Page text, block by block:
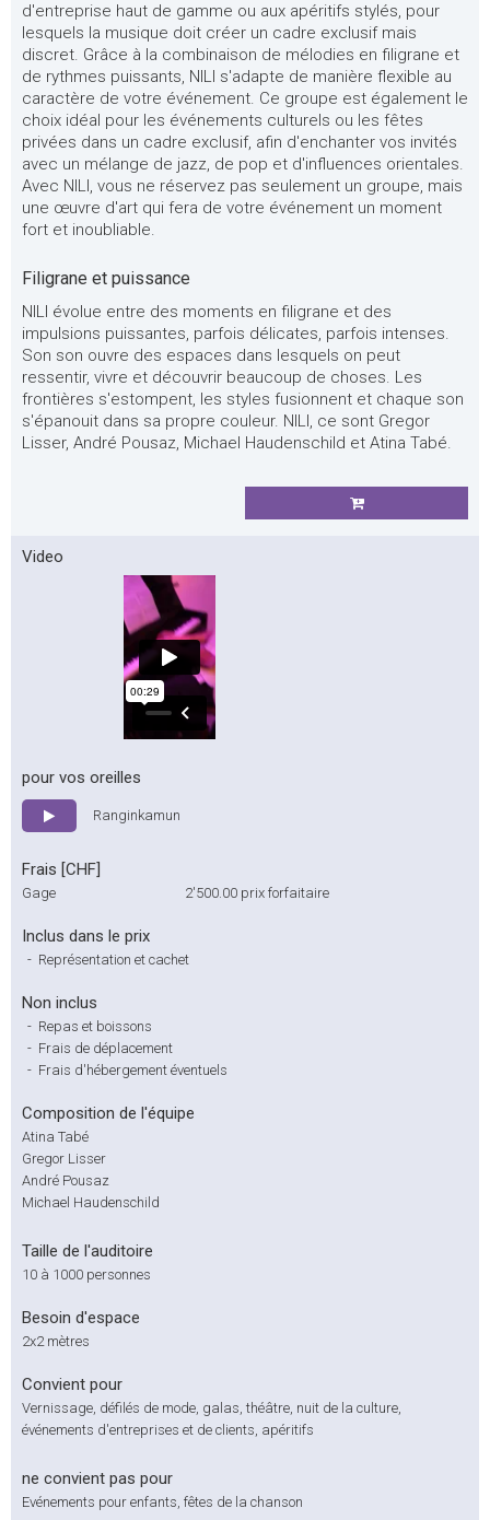
d'entreprise haut de gamme ou aux apéritifs stylés, pour
lesquels la musique doit créer un cadre exclusif mais
discret. Grâce à la combinaison de mélodies en filigrane et
de rythmes puissants, NILI s'adapte de manière flexible au
caractère de votre événement. Ce groupe est également le
choix idéal pour les événements culturels ou les fêtes
privées dans un cadre exclusif, afin d'enchanter vos invités
avec un mélange de jazz, de pop et d'influences orientales.
Avec NILI, vous ne réservez pas seulement un groupe, mais
une œuvre d'art qui fera de votre événement un moment
fort et inoubliable.
Filigrane et puissance
NILI évolue entre des moments en filigrane et des
impulsions puissantes, parfois délicates, parfois intenses.
Son son ouvre des espaces dans lesquels on peut
ressentir, vivre et découvrir beaucoup de choses. Les
frontières s'estompent, les styles fusionnent et chaque son
s'épanouit dans sa propre couleur. NILI, ce sont Gregor
Lisser, André Pousaz, Michael Haudenschild et Atina Tabé.
Video
pour vos oreilles
Ranginkamun
Frais [CHF]
Gage 2'500.00 prix forfaitaire
Inclus dans le prix
- Représentation et cachet
Non inclus
- Repas et boissons
- Frais de déplacement
- Frais d'hébergement éventuels
Composition de l'équipe
Atina Tabé
Gregor Lisser
André Pousaz
Michael Haudenschild
Taille de l'auditoire
10 à 1000 personnes
Besoin d'espace
2x2 mètres
Convient pour
Vernissage, défilés de mode, galas, théâtre, nuit de la culture,
événements d'entreprises et de clients, apéritifs
ne convient pas pour
Evénements pour enfants, fêtes de la chanson